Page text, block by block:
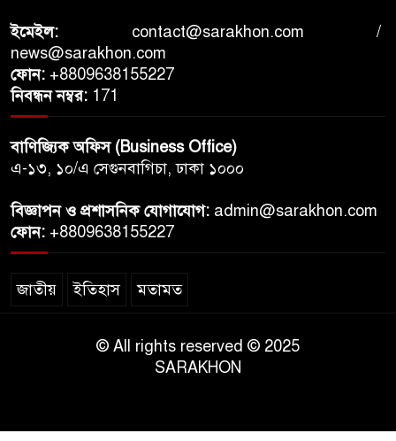
ইমেইল: contact@sarakhon.com /
news@sarakhon.com
ফোন: +8809638155227
নিবন্ধন নম্বর: 171
বাণিজ্যিক অফিস (Business Office)
এ-১৩, ১০/এ সেগুনবাগিচা, ঢাকা ১০০০
বিজ্ঞাপন ও প্রশাসনিক যোগাযোগ: admin@sarakhon.com
ফোন: +8809638155227
জাতীয় ইতিহাস মতামত
© All rights reserved © 2025
SARAKHON